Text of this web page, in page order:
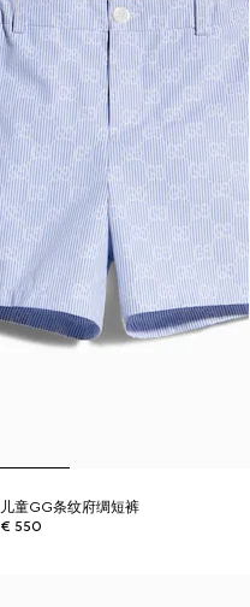
儿童GG条纹府绸短裤
€ 550